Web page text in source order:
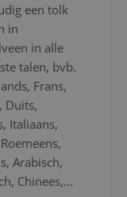
een tolk
in
in alle
talen, bvb.
Frans,
Duits,
Italiaans,
Arabisch,
Chinees,...